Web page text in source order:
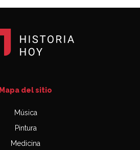
Mapa del sitio
Música
Pintura
Medicina